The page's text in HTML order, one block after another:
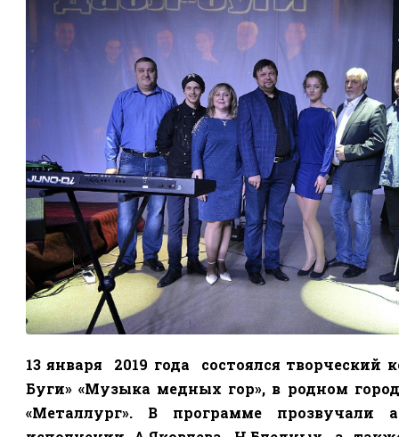
13 января 2019 года
состоялся творческий
Буги» «Музыка медных гор», в родном
«Металлург».В программе прозвучали